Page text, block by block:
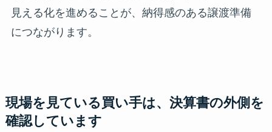
見える化を進めることが、納得感のある譲渡準備
につながります。
現場を見ている買い手は、決算書の外側を
確認しています